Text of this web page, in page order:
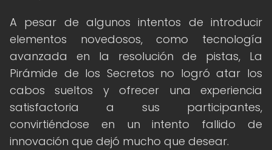
A pesar de algunos intentos de introducir
elementos novedosos, como tecnología
avanzada en la resolución de pistas, La
Pirámide de los Secretos no logró atar los
cabos sueltos y ofrecer una experiencia
satisfactoria a sus participantes,
convirtiéndose en un intento fallido de
innovación que dejó mucho que desear.